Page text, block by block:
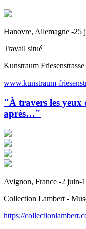
Hanovre, Allemagne -25
Travail situé
Kunstraum Friesenstrasse
www.kunstraum-
"À travers les yeux
après…"
Avignon, France -2 juin-
Collection Lambert -
https://